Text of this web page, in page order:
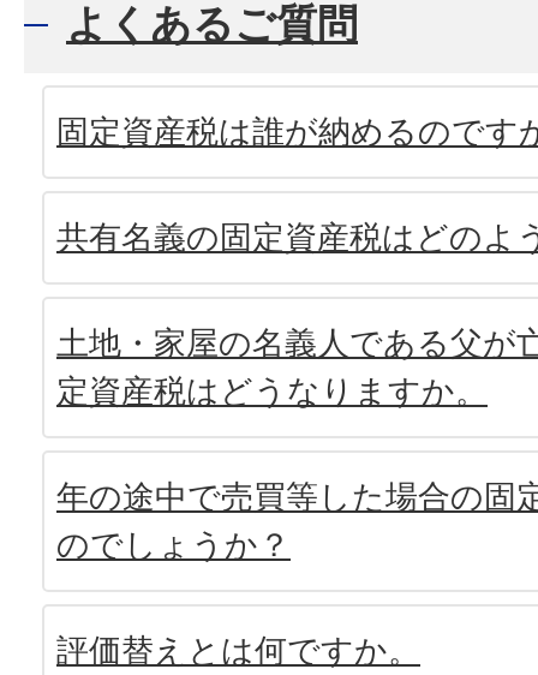
よくあるご質問
固定資産税は誰が納めるのです
共有名義の固定資産税はどのよ
土地・家屋の名義人である父が
定資産税はどうなりますか。
年の途中で売買等した場合の固
のでしょうか？
評価替えとは何ですか。